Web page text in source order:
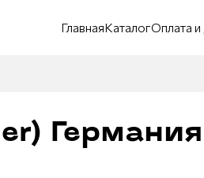
ГлавнаяКаталогОплата и